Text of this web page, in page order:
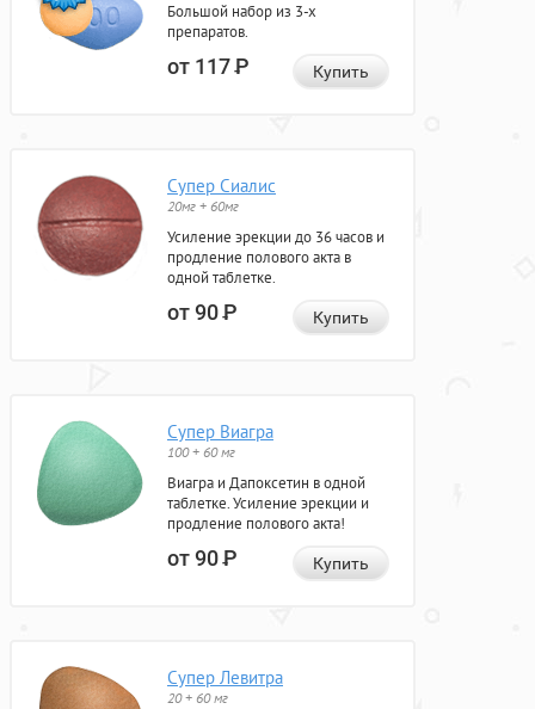
Большой набор из 3-х
препаратов.
от 117Р Купить
Супер Сиалис
20мг + 60мг
Усиление эрекции до 36 часов и
продление полового акта в
одной таблетке.
от 90Р Купить
Супер Виагра
100 + 60 мг
Виагра и Дапоксетин в одной
таблетке. Усиление эрекции и
продление полового акта!
от 90Р Купить
Супер Левитра
20 + 60 мг